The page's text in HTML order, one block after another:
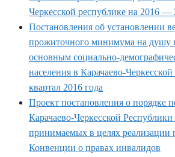
Черкесской республике на 2016 —
Постановления об установлении
прожиточного минимума на душу
основным социально-
населения в Карачаево-
квартал 2016 года
Проект постановления о порядке
Карачаево-Черкесской Республики
принимаемых в целях реализации
Конвенции о правах инвалидов